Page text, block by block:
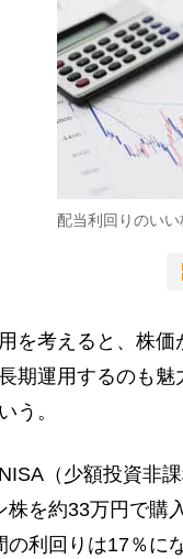
配当利回りのい
を考えると、株価
期運用するのも
う。
（少額投資非
株を約33万円で購
の利回りは17％に